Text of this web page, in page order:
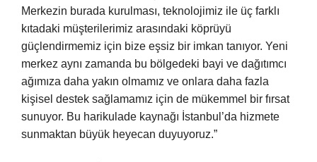
Merkezin burada kurulması, teknolojimiz ile üç farklı
kıtadaki müşterilerimiz arasındaki köprüyü
güçlendirmemiz için bize eşsiz bir imkan tanıyor. Yeni
merkez aynı zamanda bu bölgedeki bayi ve dağıtımcı
ağımıza daha yakın olmamız ve onlara daha fazla
kişisel destek sağlamamız için de mükemmel bir fırsat
sunuyor. Bu harikulade kaynağı İstanbul’da hizmete
sunmaktan büyük heyecan duyuyoruz.”